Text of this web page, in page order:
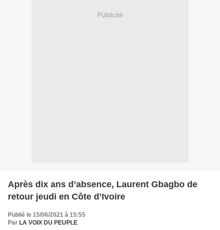
Publicité
Après dix ans d’absence, Laurent Gbagbo de
retour jeudi en Côte d’Ivoire
Publié le 15/06/2021 à 15:55
Par LA VOIX DU PEUPLE